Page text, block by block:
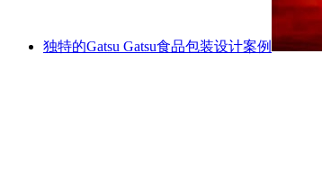
独特的Gatsu Gatsu食品包装设计案例